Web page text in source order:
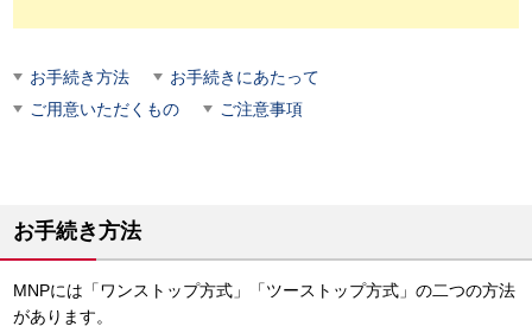
お手続き方法
お手続きにあたって
ご用意いただくもの
ご注意事項
お手続き方法
MNPには「ワンストップ方式」「ツーストップ方式」の二つの方法
があります。